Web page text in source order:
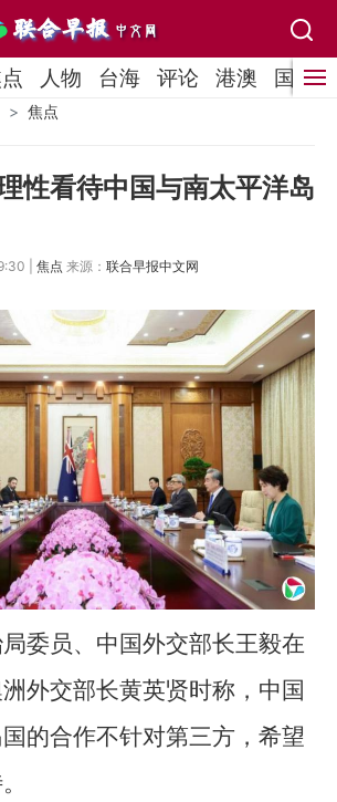
人物 台海 评论 港澳 国际
焦点
性看待中国与南太平洋岛
| 焦点 来源： 联合早报中文网
委员、中国外交部长王毅在
外交部长黄英贤时称，中国
的合作不针对第三方，希望